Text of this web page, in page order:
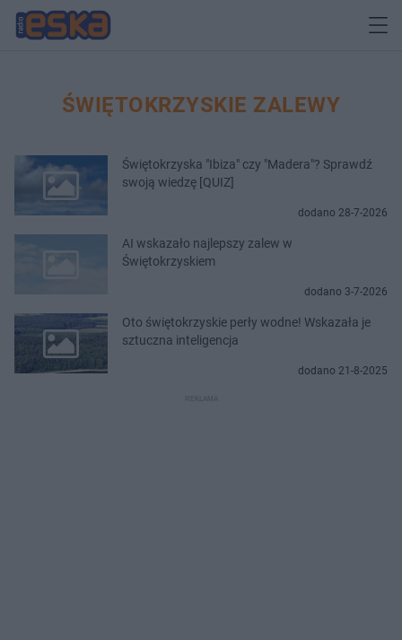
ŚWIĘTOKRZYSKIE ZALEWY
Świętokrzyska "Ibiza" czy "Madera"? Sprawdź
swoją wiedzę [QUIZ]
dodano 28-7-2026
AI wskazało najlepszy zalew w
Świętokrzyskiem
dodano 3-7-2026
Oto świętokrzyskie perły wodne! Wskazała je
sztuczna inteligencja
dodano 21-8-2025